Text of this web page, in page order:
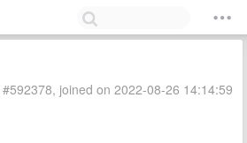
joined on 2022-08-26 14:14:59